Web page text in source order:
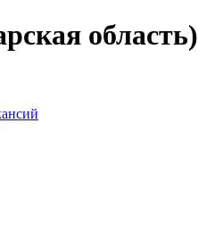
область)